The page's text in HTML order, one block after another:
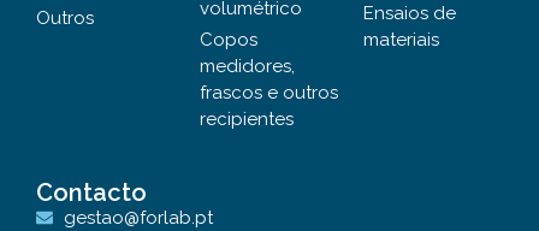
Outros
volumétrico
Copos
medidores,
frascos e outros
recipientes
Ensaios de
materiais
Contacto
gestao@forlab.pt